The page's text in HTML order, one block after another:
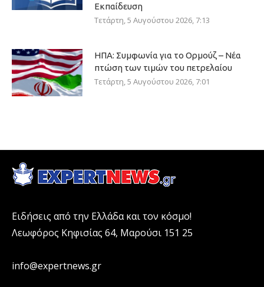
Εκπαίδευση
Τετάρτη, 5 Αυγούστου 2026, 7:13
ΗΠΑ: Συμφωνία για το Ορμούζ – Νέα
πτώση των τιμών του πετρελαίου
Τετάρτη, 5 Αυγούστου 2026, 7:01
Ειδήσεις από την Ελλάδα και τον κόσμο!
Λεωφόρος Κηφισίας 64, Μαρούσι 151 25
info@expertnews.gr